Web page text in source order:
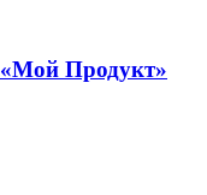
Продукт»